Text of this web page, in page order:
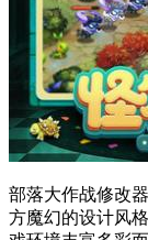
部落大作战修改
方魔幻的设计风